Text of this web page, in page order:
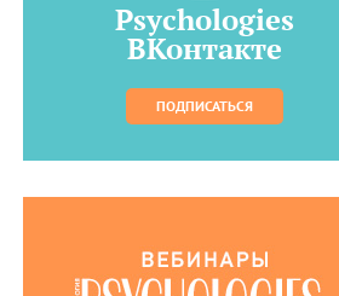
Psychologies
ВКонтакте
ПОДПИСАТЬСЯ